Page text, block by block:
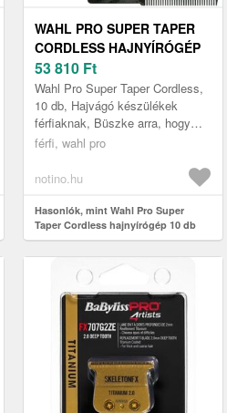
WAHL PRO SUPER TAPER
CORDLESS HAJNYÍRÓGÉP
10 DB
53 810 Ft
Wahl Pro Super Taper Cordless,
10 db, Hajvágó készülékek
férfiaknak, Büszke arra, hogy
tökéletesen ápoltnak tűnik,
férfi, wahl pro
notino.hu
Hasonlók, mint Wahl Pro Super
Taper Cordless hajnyírógép 10 db